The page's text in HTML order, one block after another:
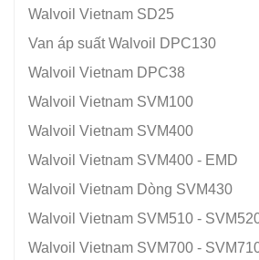
Walvoil Vietnam SD25
Van áp suất Walvoil DPC130
Walvoil Vietnam DPC38
Walvoil Vietnam SVM100
Walvoil Vietnam SVM400
Walvoil Vietnam SVM400 ‑ EMD
Walvoil Vietnam Dòng SVM430
Walvoil Vietnam SVM510 -
Walvoil Vietnam SVM700 -